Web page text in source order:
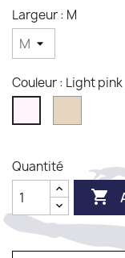
Largeur : M
Couleur : Light pink
pink
Quantité
